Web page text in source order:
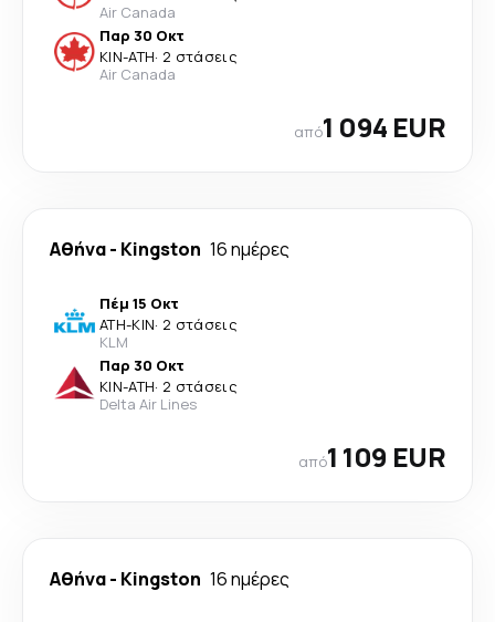
Air Canada
Παρ 30 Οκτ
KIN-ATH· 2 στάσεις
Air Canada
από1 094 EUR
Αθήνα- Kingston 16 ημέρες
Πέμ 15 Οκτ
ATH-KIN· 2 στάσεις
KLM
Παρ 30 Οκτ
KIN-ATH· 2 στάσεις
Delta Air Lines
από1 109 EUR
Αθήνα- Kingston 16 ημέρες